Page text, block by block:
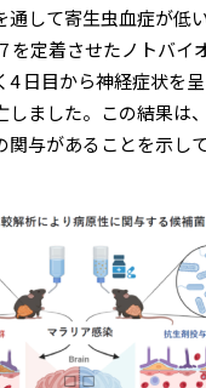
通して寄⽣⾍⾎症が低
を定着させたノトバイ
4 ⽇⽬から神経症状を
しました。この結果は
与があることを⽰して